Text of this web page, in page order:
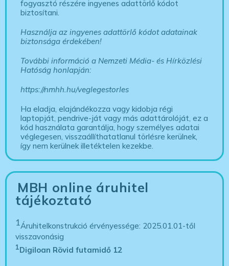
fogyasztó részére ingyenes adattörlő kódot
biztosítani.
Használja az ingyenes adattörlő kódot adatainak
biztonsága érdekében!
További információ a Nemzeti Média- és Hírközlési
Hatóság honlapján:
https://nmhh.hu/veglegestorles
Ha eladja, elajándékozza vagy kidobja régi
laptopját, pendrive-ját vagy más adattárolóját, ez a
kód használata garantálja, hogy személyes adatai
véglegesen, visszaállíthatatlanul törlésre kerülnek,
így nem kerülnek illetéktelen kezekbe.
MBH online áruhitel
tájékoztató
1Áruhitelkonstrukció érvényessége: 2025.01.01-től
visszavonásig
1Digiloan Rövid futamidő 12